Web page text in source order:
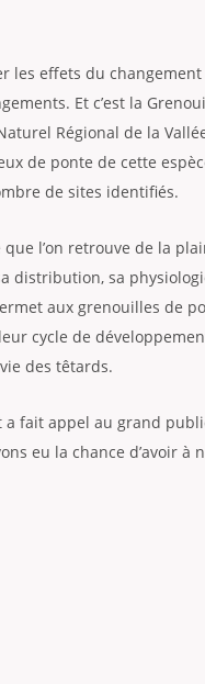
les effets du
Et c’est la
Régional de la
de ponte de cette
de sites identifiés.
l’on retrouve de la
distribution, sa
aux grenouilles de
cycle de
des têtards.
a fait appel au grand
eu la chance d’avoir à